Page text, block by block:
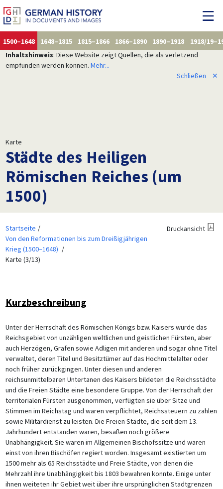
1500–1648 1648–1815 1815–1866 1866–1890 1890–1918
1918/
Inhaltshinweis: Diese Website zeigt Quellen, die als verletzend
empfunden werden können. Mehr...
Schließen
✕
Karte
Städte des Heiligen
Römischen Reiches (um
1500)
Startseite
Von den Reformationen bis zum Dreißigjährigen
Krieg (1500–1648)
Karte (3/13)
Druckansicht
Kurzbeschreibung
Unter der Herrschaft des Römischen Königs bzw. Kaisers wurde das
Reichsgebiet von unzähligen weltlichen und geistlichen Fürsten, aber
auch Herzögen, Grafen sowie Adligen mit anderen und sogar ohne Titel
verwaltet, deren Titel und Besitztümer auf das Hochmittelalter oder
noch früher zurückgingen. Unter diesen und anderen
reichsunmittelbaren Untertanen des Kaisers bildeten die Reichsstädte
und die Freien Städte eine besondere Gruppe. Von der Herrschaft der
territorialen Fürsten ausgenommen, verfügten sie über Sitze und
Stimmen im Reichstag und waren verpflichtet, Reichssteuern zu zahlen
sowie Militärdienst zu leisten. Die Freien Städte, die seit dem 13.
Jahrhundert entstanden waren, besaßen noch größere
Unabhängigkeit. Sie waren im Allgemeinen Bischofssitze und waren
einst von ihren Bischöfen regiert worden. Insgesamt existierten um
1500 mehr als 65 Reichsstädte und Freie Städte, von denen die
Mehrzahl ihre Unabhängigkeit bis 1803 bewahren konnte. Einige unter
ihnen weiteten ihr Gebiet weit über ihre ursprünglichen Stadtgrenzen